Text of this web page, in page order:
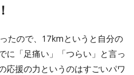
たので、17kmというと自分の
に「足痛い」「つらい」と言っ
応援の力というのはすごいパワ